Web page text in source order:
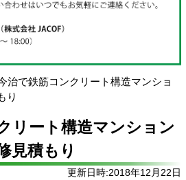
治で鉄筋コンクリート構造マンショ
り
リート構造マンション
見積もり
更新日時:2018年12月22日